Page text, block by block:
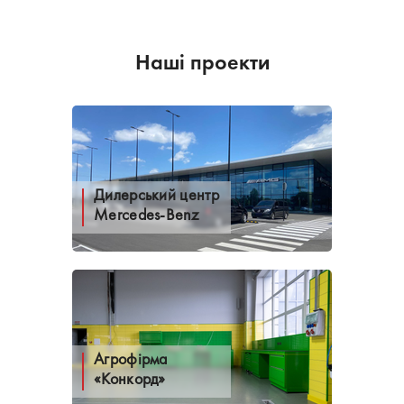
Наші проекти
Дилерський центр
Mercedes-Benz
Агрофірма
«Конкорд»